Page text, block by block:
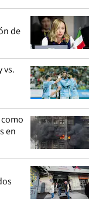
de
vs.
en